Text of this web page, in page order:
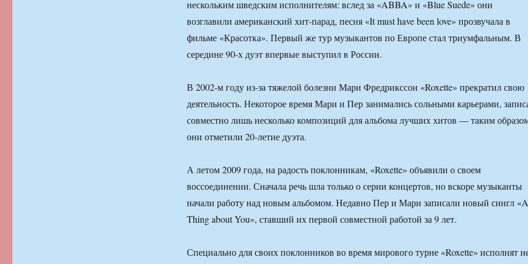
нескольким шведским исполнителям: вслед за «ABBA» и «Blue Suede» они
возглавили американский хит-парад, песня «It must have been love» прозвучала в
фильме «Красотка». Первый же тур музыкантов по Европе стал триумфальным. В
середине 90-х дуэт впервые выступил в России.
В 2002-м году из-за тяжелой болезни Мари Фредрикссон «Roxette» прекратил свою
деятельность. Некоторое время Мари и Пер занимались сольными карьерами,
совместно лишь несколько композиций для альбома лучших хитов — таким
они отметили 20-летие дуэта.
А летом 2009 года, на радость поклонникам, «Roxette» объявили о своем
воссоединении. Сначала речь шла только о серии концертов, но вскоре музыканты
начали работу над новым альбомом. Недавно Пер и Мари записали новый сингл «A
Thing about You», ставший их первой совместной работой за 9 лет.
Специально для своих поклонников во время мирового турне «Roxette» исполнят